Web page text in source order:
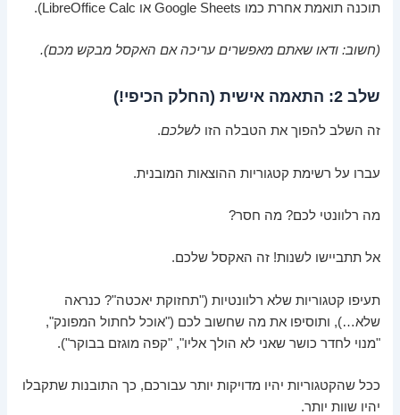
תוכנה תואמת אחרת כמו Google Sheets או LibreOffice Calc).
(חשוב: ודאו שאתם מאפשרים עריכה אם האקסל מבקש מכם).
שלב 2: התאמה אישית (החלק הכיפי!)
זה השלב להפוך את הטבלה הזו לשלכם.
עברו על רשימת קטגוריות ההוצאות המובנית.
מה רלוונטי לכם? מה חסר?
אל תתביישו לשנות! זה האקסל שלכם.
תעיפו קטגוריות שלא רלוונטיות ("תחזוקת יאכטה"? כנראה
שלא…), ותוסיפו את מה שחשוב לכם ("אוכל לחתול המפונק",
"מנוי לחדר כושר שאני לא הולך אליו", "קפה מוגזם בבוקר").
ככל שהקטגוריות יהיו מדויקות יותר עבורכם, כך התובנות שתקבלו
יהיו שוות יותר.